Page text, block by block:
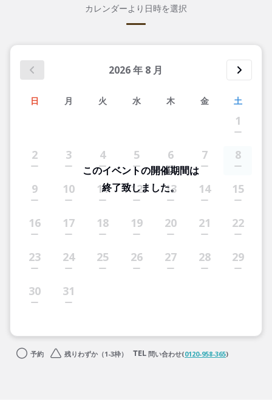
カレンダーより日時を選択
2026年 8 月
日 月 火 水 木 金 土
1
2 3 4 5 6 7 8
9 10 11 12 13 14 15
16 17 18 19 20 21 22
23 24 25 26 27 28 29
30 31
このイベントの開催期間は
終了致しました。
予約 残りわずか（1-3枠） 問い合わせ(0120-958-365)